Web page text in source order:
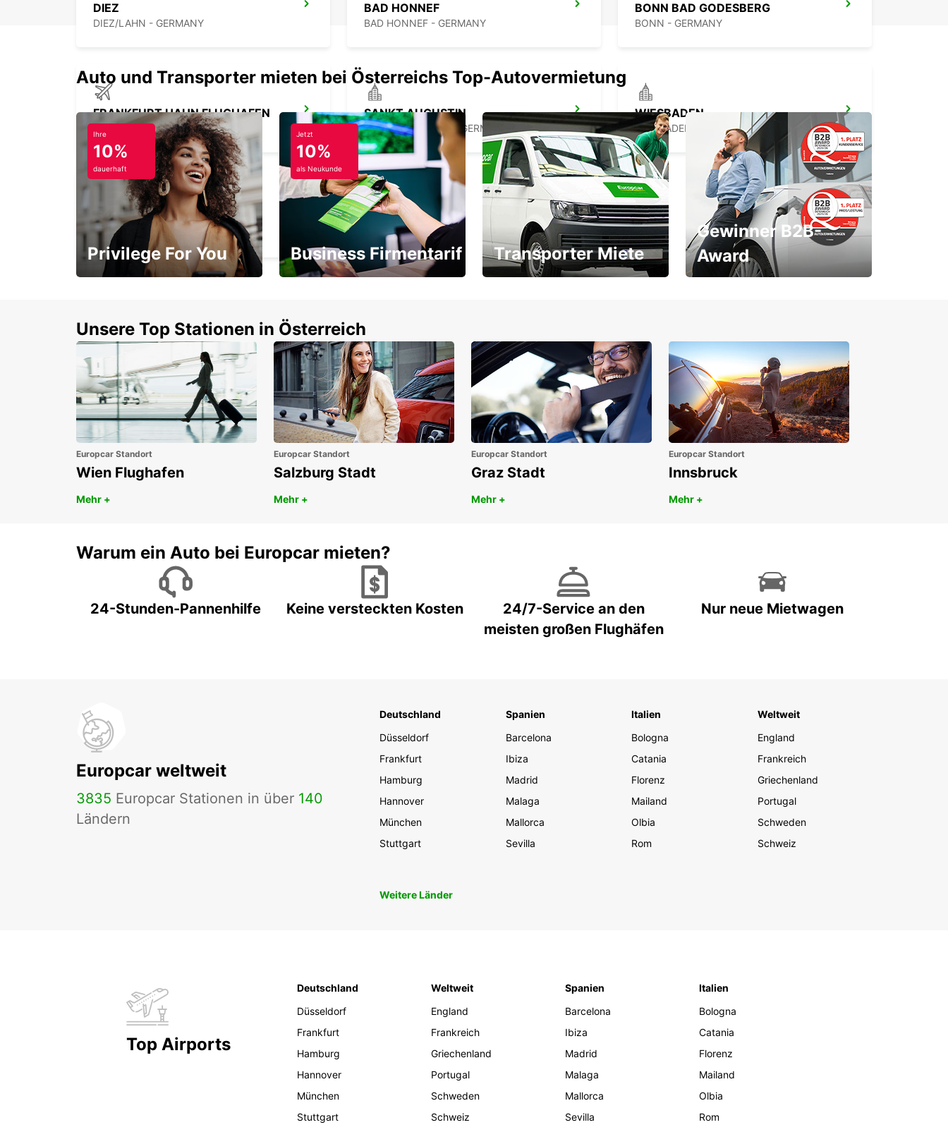
DIEZ
DIEZ/LAHN - GERMANY
BAD HONNEF
BAD HONNEF - GERMANY
BONN BAD GODESBERG
BONN - GERMANY
FRANKFURT HAHN FLUGHAFEN
HAHN-FLUGHAFEN - GERMANY
SANKT AUGUSTIN
SANKT AUGUSTIN - GERMANY
WIESBADEN
WIESBADEN - GERMANY
BONN NORDSTADT
BONN - GERMANY
Auto und Transporter mieten bei Österreichs Top-Autovermietung
Ihre
10%
dauerhaft
Privilege For You
Jetzt
10%
als Neukunde
Business Firmentarif Transporter Miete
Gewinner B2B-
Award
Unsere Top Stationen in Österreich
Europcar Standort
Wien Flughafen
Mehr +
Europcar Standort
Salzburg Stadt
Mehr +
Europcar Standort
Graz Stadt
Mehr +
Europcar Standort
Innsbruck
Mehr +
Warum ein Auto bei Europcar mieten?
24-Stunden-Pannenhilfe Keine versteckten Kosten
24/7-Service an den
meisten großen Flughäfen
Nur neue Mietwagen
Europcar weltweit
3835 Europcar Stationen in über 140
Ländern
Deutschland
Düsseldorf
Frankfurt
Hamburg
Hannover
München
Stuttgart
Spanien
Barcelona
Ibiza
Madrid
Malaga
Mallorca
Sevilla
Italien
Bologna
Catania
Florenz
Mailand
Olbia
Rom
Weltweit
England
Frankreich
Griechenland
Portugal
Schweden
Schweiz
Weitere Länder
Top Airports
Deutschland
Düsseldorf
Frankfurt
Hamburg
Hannover
München
Stuttgart
Weltweit
England
Frankreich
Griechenland
Portugal
Schweden
Schweiz
Spanien
Barcelona
Ibiza
Madrid
Malaga
Mallorca
Sevilla
Italien
Bologna
Catania
Florenz
Mailand
Olbia
Rom